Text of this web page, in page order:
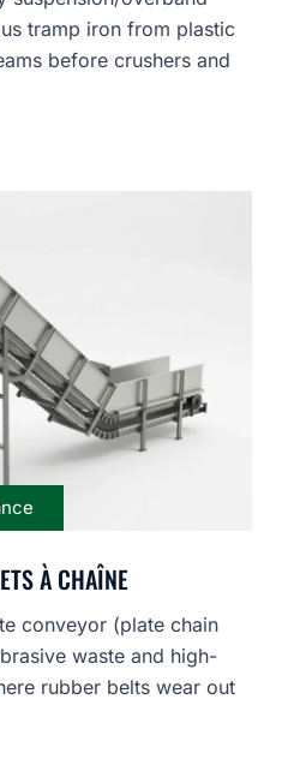
tramp iron from plastic
before crushers and
À CHAÎNE
conveyor (plate chain
waste and high-
rubber belts wear out